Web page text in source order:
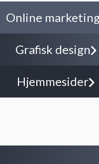
Online
Grafisk design
Hjemmesider